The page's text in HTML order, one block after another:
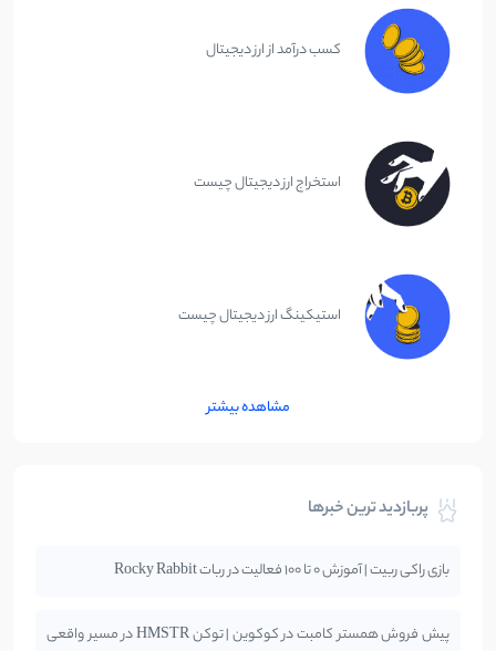
کسب درآمد از ارز دیجیتال
استخراج ارز دیجیتال چیست
استیکینگ ارز دیجیتال چیست
مشاهده بیشتر
پربازدید ترین خبرها
بازی راکی ربیت | آموزش 0 تا 100 فعالیت در ربات Rocky Rabbit
پیش فروش همستر کامبت در کوکوین | توکن HMSTR در مسیر واقعی